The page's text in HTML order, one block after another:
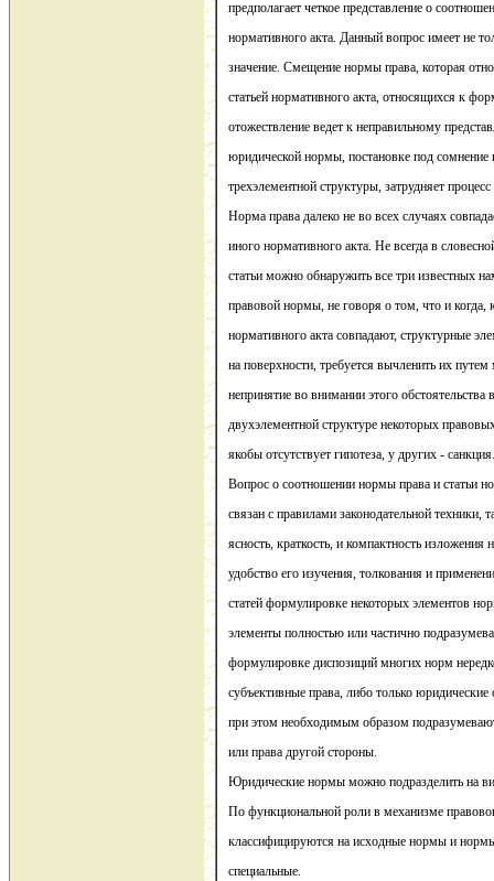
предполагает четкое представление о
нормативного акта. Данный вопрос имеет не
значение. Смещение нормы права, которая
статьей нормативного акта, относящихся к
отожествление ведет к неправильному
юридической нормы, постановке под сомнение
трехэлементной структуры, затрудняет
Норма права далеко не во всех случаях
иного нормативного акта. Не всегда в
статьи можно обнаружить все три известных
правовой нормы, не говоря о том, что и когда,
нормативного акта совпадают, структурные
на поверхности, требуется вычленить их
непринятие во внимании этого обстоятельства
двухэлементной структуре некоторых
якобы отсутствует гипотеза, у других - санкция.
Вопрос о соотношении нормы права и статьи
связан с правилами законодательной техники,
ясность, краткость, и компактность изложения
удобство его изучения, толкования и
статей формулировке некоторых элементов
элементы полностью или частично
формулировке диспозиций многих норм
субъективные права, либо только юридические
при этом необходимым образом
или права другой стороны.
Юридические нормы можно подразделить на
По функциональной роли в механизме
классифицируются на исходные нормы и
специальные.